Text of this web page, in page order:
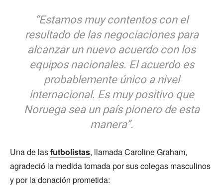
“Estamos muy contentos con el
resultado de las negociaciones para
alcanzar un nuevo acuerdo con los
equipos nacionales. El acuerdo es
probablemente único a nivel
internacional. Es muy positivo que
Noruega sea un país pionero de esta
manera”.
Una de lasfutbolistas, llamada Caroline Graham,
agradeció la medida tomada por sus colegas masculinos
y por la donación prometida: